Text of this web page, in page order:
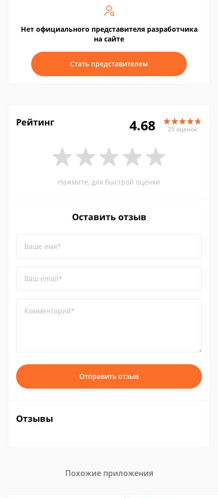
Нет официального представителя разработчика
на сайте
Стать представителем
Рейтинг 4.68 25 оценок
Нажмите, для быстрой оценки
Оставить отзыв
Ваше имя*
Ваш email*
Комментарий*
Отправить отзыв
Отзывы
Похожие приложения